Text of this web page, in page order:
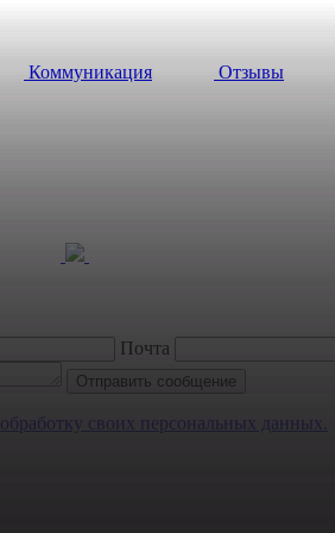
Коммуникация Отзывы
Почта
обработку своих персональных данных.